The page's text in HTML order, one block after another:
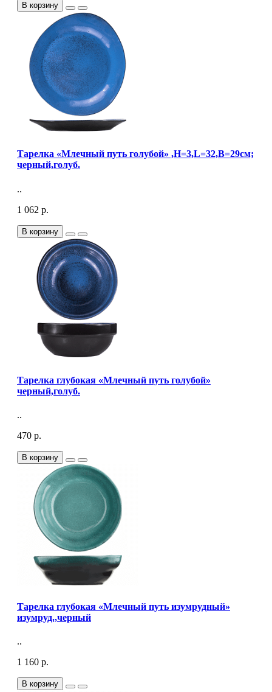
В корзину
Тарелка «Млечный путь голубой» ,H=3,L=32,B=29см;
черный,голуб.
..
1 062 р.
В корзину
Тарелка глубокая «Млечный путь голубой»
черный,голуб.
..
470 р.
В корзину
Тарелка глубокая «Млечный путь изумрудный»
изумруд.,черный
..
1 160 р.
В корзину